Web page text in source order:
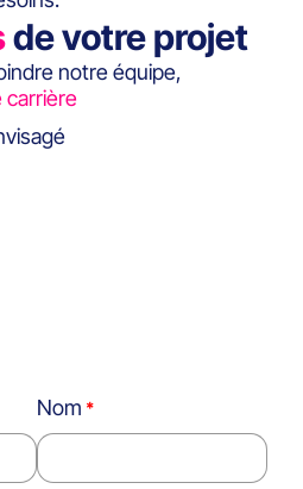
de votre projet
notre équipe,
carrière
Nom